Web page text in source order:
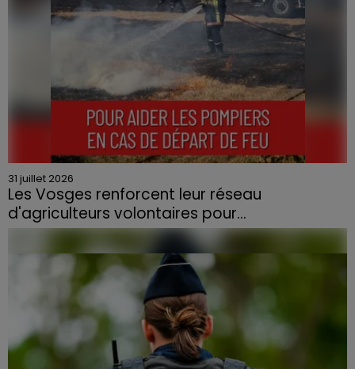
31 juillet 2026
Les Vosges renforcent leur réseau
d'agriculteurs volontaires pour...
Face à la sécheresse et aux risques de départs de feu,
la Chambre d'agriculture des Vosges a lancé un appel
aux agriculteurs volontaires pour venir en aide...